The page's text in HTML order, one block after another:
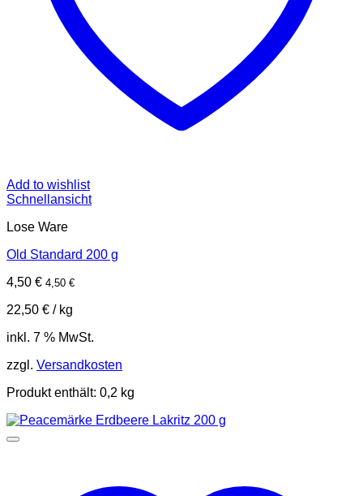
Add to wishlist
Schnellansicht
Lose Ware
Old Standard 200 g
4,50 € 4,50 €
22,50 € / kg
inkl. 7 % MwSt.
zzgl. Versandkosten
Produkt enthält: 0,2 kg